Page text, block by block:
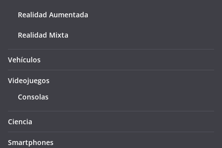
Realidad Aumentada
Realidad Mixta
Vehículos
Videojuegos
Consolas
Ciencia
Smartphones